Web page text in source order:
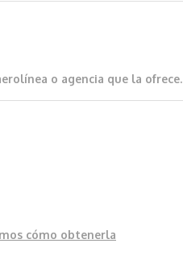
o agencia que la ofrece.
cómo obtenerla